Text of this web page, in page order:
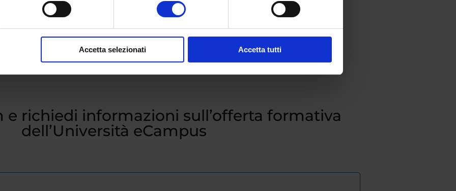
Accetta selezionati Accetta tutti
e richiedi informazioni sull’offerta formativa
dell’Università eCampus